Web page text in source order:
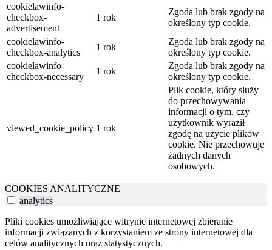
cookielawinfo-
checkbox-
advertisement
1 rok
Zgoda lub brak zgody na
określony typ cookie.
cookielawinfo-
checkbox-analytics
1 rok
Zgoda lub brak zgody na
określony typ cookie.
cookielawinfo-
checkbox-necessary
1 rok
Zgoda lub brak zgody na
określony typ cookie.
viewed_cookie_policy 1 rok
Plik cookie, który służy
do przechowywania
informacji o tym, czy
użytkownik wyraził
zgodę na użycie plików
cookie. Nie przechowuje
żadnych danych
osobowych.
COOKIES ANALITYCZNE
analytics
Pliki cookies umożliwiające witrynie internetowej zbieranie
informacji związanych z korzystaniem ze strony internetowej dla
celów analitycznych oraz statystycznych.